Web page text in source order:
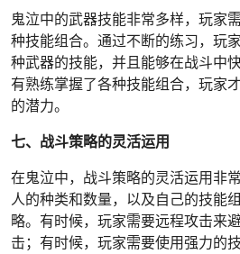
鬼泣中的武器技能非常多样，玩家
种技能组合。通过不断的练习，玩
种武器的技能，并且能够在战斗中
有熟练掌握了各种技能组合，玩家
的潜力。
七、战斗策略的灵活运用
在鬼泣中，战斗策略的灵活运用非
人的种类和数量，以及自己的技能
略。有时候，玩家需要远程攻击来
击；有时候，玩家需要使用强力的